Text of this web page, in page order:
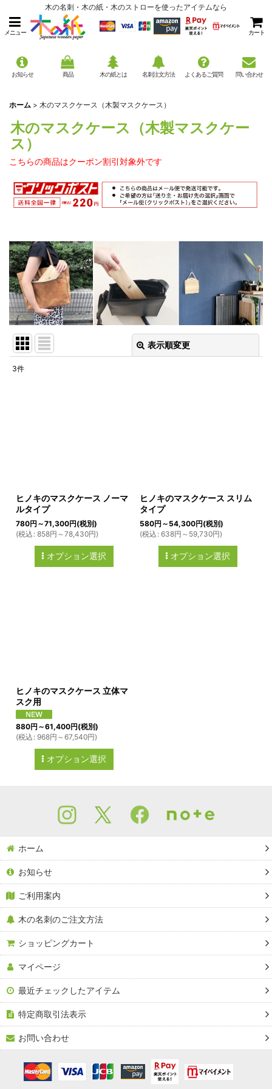
木の名刺・木の紙・木のストローを使ったアイテムなら
メニュー カート
お知らせ 商品 木の紙とは 名刺注文方法 よくあるご質問 問い合わせ
ホーム > 木のマスクケース（木製マスクケース）
木のマスクケース（木製マスクケー
ス）
こちらの商品はクーポン割引対象外です
表示順変更
3件
ヒノキのマスクケース ノーマ
ルタイプ
780円 ～71,300円(税別)
(税込 : 858円 ～78,430円)
オプション選択
ヒノキのマスクケース スリム
タイプ
580円 ～54,300円(税別)
(税込 : 638円 ～59,730円)
オプション選択
ヒノキのマスクケース 立体マ
スク用
880円 ～61,400円(税別)
(税込 : 968円 ～67,540円)
オプション選択
ホーム
お知らせ
ご利用案内
木の名刺のご注文方法
ショッピングカート
マイページ
最近チェックしたアイテム
特定商取引法表示
お問い合わせ